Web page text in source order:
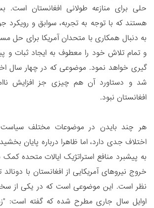
حلی برای منازعه طولانی افغانستان است.
هستند که با توجه به تجربه، سوابق و رویکرد
به دنبال همکاری با متحدان آمریکا برای حل
و تمام تلاش خود را معطوف به ایجاد ثبات و
گیری خواهد نمود. موضوعی که در چهار سال
شد و دستاورد آن هم چیزی جز افزایش
افغانستان نبود.
هر چند بایدن در موضوعات مختلف
اختلاف جدی دارد، اما ظاهرا درباره پایان
به پیشبرد منافع استراتژیک ایالات متحده
خروج نیروهای آمریکایی از افغانستان با
نظر است. این موضوعی است که در یکی از
اوایل سال جاری مطرح شده که گفته است: